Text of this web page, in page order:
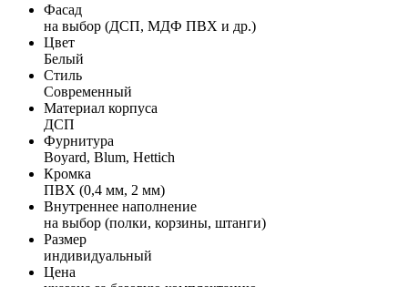
Фасад
на выбор (ДСП, МДФ ПВХ и др.)
Цвет
Белый
Стиль
Современный
Материал корпуса
ДСП
Фурнитура
Boyard, Blum, Hettich
Кромка
ПВХ (0,4 мм, 2 мм)
Внутреннее наполнение
на выбор (полки, корзины, штанги)
Размер
индивидуальный
Цена